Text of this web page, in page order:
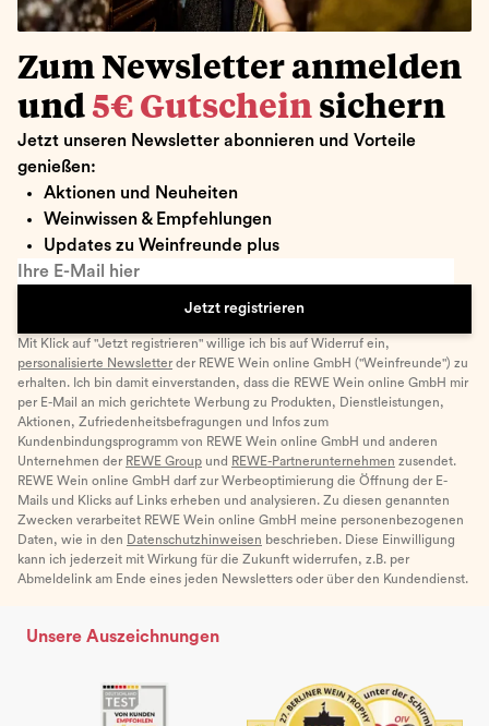
Zum Newsletter anmelden
und 5€ Gutschein sichern
Jetzt unseren Newsletter abonnieren und Vorteile
genießen:
Aktionen und Neuheiten
Weinwissen & Empfehlungen
Updates zu Weinfreunde plus
Ihre E-Mail hier
Jetzt registrieren
Mit Klick auf "Jetzt registrieren" willige ich bis auf Widerruf ein,
personalisierte Newsletter der REWE Wein online GmbH ("Weinfreunde") zu
erhalten. Ich bin damit einverstanden, dass die REWE Wein online GmbH mir
per E-Mail an mich gerichtete Werbung zu Produkten, Dienstleistungen,
Aktionen, Zufriedenheitsbefragungen und Infos zum
Kundenbindungsprogramm von REWE Wein online GmbH und anderen
Unternehmen der REWE Group und REWE-Partnerunternehmen zusendet.
REWE Wein online GmbH darf zur Werbeoptimierung die Öffnung der E-
Mails und Klicks auf Links erheben und analysieren. Zu diesen genannten
Zwecken verarbeitet REWE Wein online GmbH meine personenbezogenen
Daten, wie in den Datenschutzhinweisen beschrieben. Diese Einwilligung
kann ich jederzeit mit Wirkung für die Zukunft widerrufen, z.B. per
Abmeldelink am Ende eines jeden Newsletters oder über den Kundendienst.
Unsere Auszeichnungen